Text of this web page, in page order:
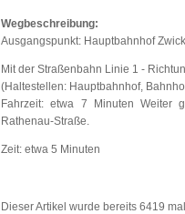
Wegbeschreibung:
Ausgangspunkt: Hauptbahnhof
Mit der Straßenbahn Linie 1 -
(Haltestellen: Hauptbahnhof,
Fahrzeit: etwa 7 Minuten Weiter
Rathenau-Straße.
Zeit: etwa 5 Minuten
Dieser Artikel wurde bereits 6419